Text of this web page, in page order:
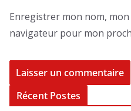
Enregistrer mon nom,
navigateur pour mon
Récent Postes